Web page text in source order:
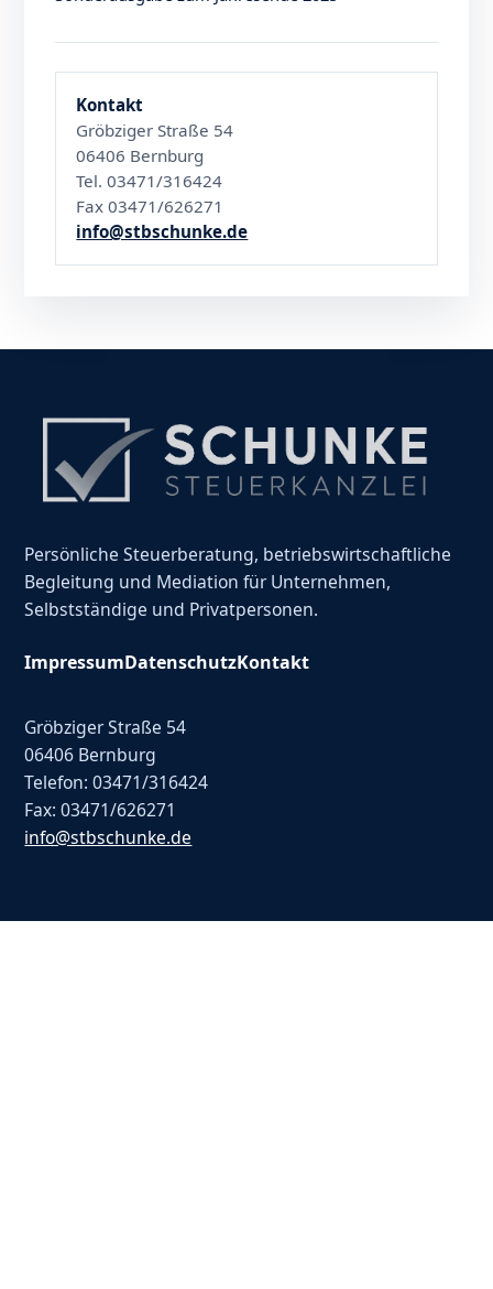
Kontakt
Gröbziger Straße 54
06406 Bernburg
Tel. 03471/316424
Fax 03471/626271
info@stbschunke.de
Persönliche Steuerberatung, betriebswirtschaftliche
Begleitung und Mediation für Unternehmen,
Selbstständige und Privatpersonen.
ImpressumDatenschutzKontakt
Gröbziger Straße 54
06406 Bernburg
Telefon: 03471/316424
Fax: 03471/626271
info@stbschunke.de